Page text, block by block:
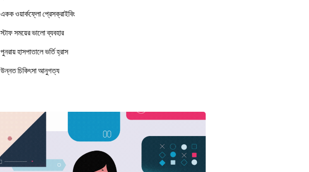
একক ওয়ার্কফ্লো প্রেসক্রাইবিং
স্টাফ সময়ের ভালো ব্যবহার
পুনরায় হাসপাতালে ভর্তি হ্রাস
উন্নত চিকিৎসা আনুগত্য